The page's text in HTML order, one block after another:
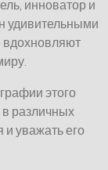
инноватор и
удивительными
этого
различных
и уважать его